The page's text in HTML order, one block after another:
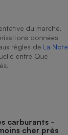
du marché,
données
règles de La Note
entre Que
carburants -
cher près